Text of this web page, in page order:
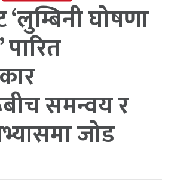
घोषणा
पारित
समन्वय र
जोड